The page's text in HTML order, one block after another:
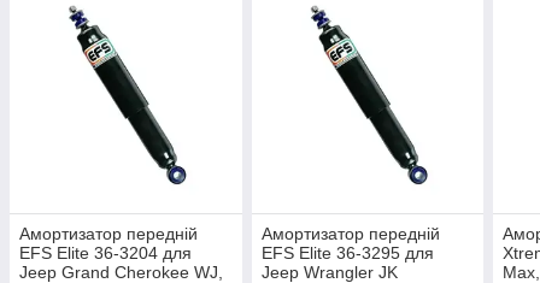
Амортизатор передній
EFS Elite 36-3204 для
Jeep Grand Cherokee WJ,
Амортизатор передній
EFS Elite 36-3295 для
Jeep Wrangler JK